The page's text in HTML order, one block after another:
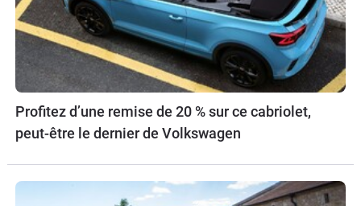
Profitez d’une remise de 20 % sur ce cabriolet,
peut-être le dernier de Volkswagen